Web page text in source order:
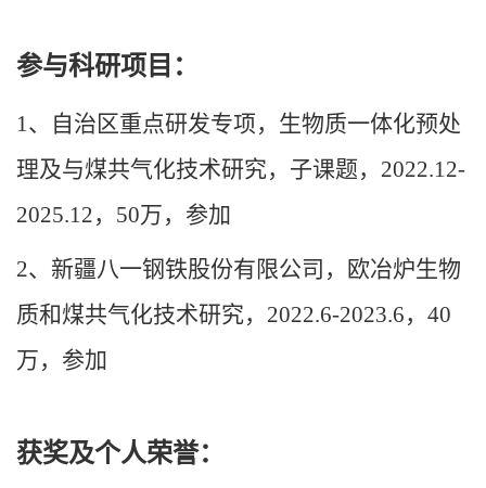
参与科研项目：
1、自治区重点研发专项，生物质一体化预处
理及与煤共气化技术研究，子课题， 2022.12-
2025.12， 50万，参加
2、新疆八一钢铁股份有限公司，欧冶炉生物
质和煤共气化技术研究， 2022.6-2023.6， 40
万，参加
获奖及个人荣誉：